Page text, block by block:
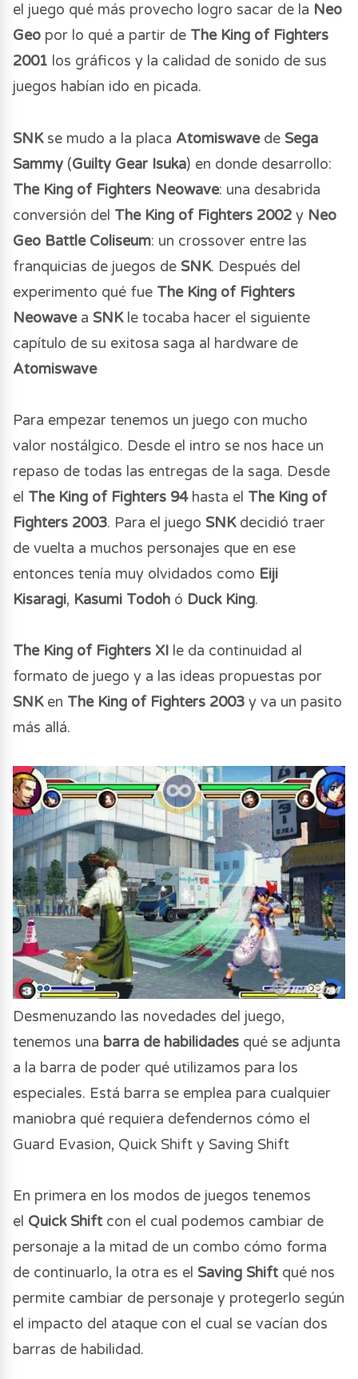
el juego qué más provecho logro sacar de la Neo
Geo por lo qué a partir de The King of Fighters
2001 los gráficos y la calidad de sonido de sus
juegos habían ido en picada.
SNKse mudo a la placa Atomiswavede Sega
Sammy (Guilty Gear Isuka) en donde desarrollo:
The King of Fighters Neowave: una desabrida
conversión del The King of Fighters 2002y Neo
Geo Battle Coliseum: un crossover entre las
franquicias de juegos de SNK. Después del
experimento qué fue The King of Fighters
Neowavea SNKle tocaba hacer el siguiente
capítulo de su exitosa saga al hardware de
Atomiswave
Para empezar tenemos un juego con mucho
valor nostálgico. Desde el intro se nos hace un
repaso de todas las entregas de la saga. Desde
el The King of Fighters 94 hasta el The King of
Fighters 2003. Para el juego SNKdecidió traer
de vuelta a muchos personajes que en ese
entonces tenía muy olvidados como Eiji
Kisaragi, Kasumi Todoh ó Duck King.
The King of Fighters XI le da continuidad al
formato de juego y a las ideas propuestas por
SNKen The King of Fighters 2003y va un pasito
más allá.
Desmenuzando las novedades del juego,
tenemos una barra de habilidades qué se adjunta
a la barra de poder qué utilizamos para los
especiales. Está barra se emplea para cualquier
maniobra qué requiera defendernos cómo el
Guard Evasion, Quick Shift y Saving Shift
En primera en los modos de juegos tenemos
el Quick Shiftcon el cual podemos cambiar de
personaje a la mitad de un combo cómo forma
de continuarlo, la otra es el Saving Shiftqué nos
permite cambiar de personaje y protegerlo según
el impacto del ataque con el cual se vacían dos
barras de habilidad.